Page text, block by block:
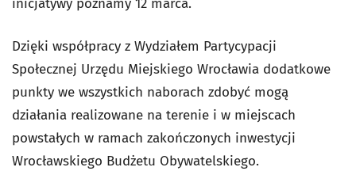
Dzięki współpracy z Wydziałem Partycypacji
Społecznej Urzędu Miejskiego Wrocławia dodatkowe
punkty we wszystkich naborach zdobyć mogą
działania realizowane na terenie i w miejscach
powstałych w ramach zakończonych inwestycji
Wrocławskiego Budżetu Obywatelskiego.